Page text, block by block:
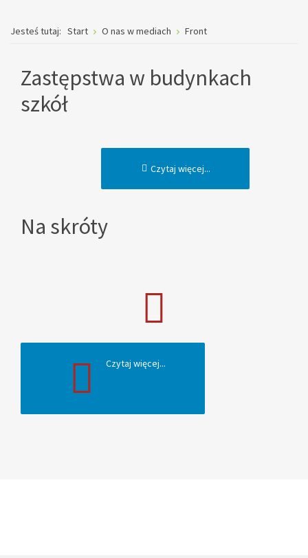
Jesteś tutaj: Start O nas w mediach Front
Zastępstwa w budynkach
szkół
Czytaj więcej...
Na skróty
Czytaj więcej...